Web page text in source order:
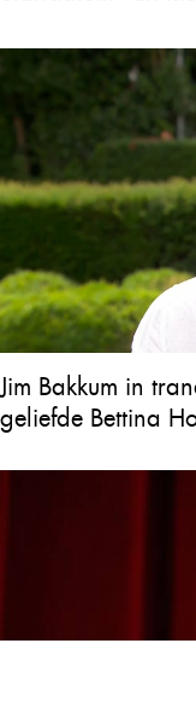
Jim Bakkum in
geliefde Bettina